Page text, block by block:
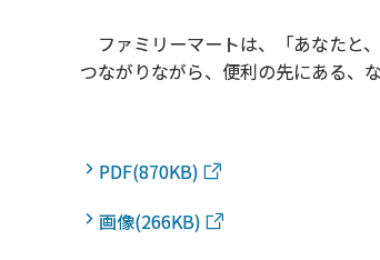
ファミリーマートは、「あなたと
つながりながら、便利の先にある、
PDF(870KB)
画像(266KB)